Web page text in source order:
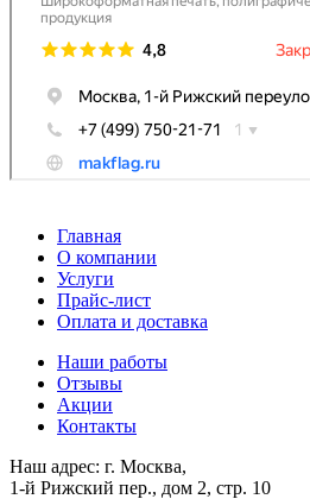
Главная
О компании
Услуги
Прайс-лист
Оплата и доставка
Наши работы
Отзывы
Акции
Контакты
Наш адрес: г. Москва,
1-й Рижский пер., дом 2, стр. 10